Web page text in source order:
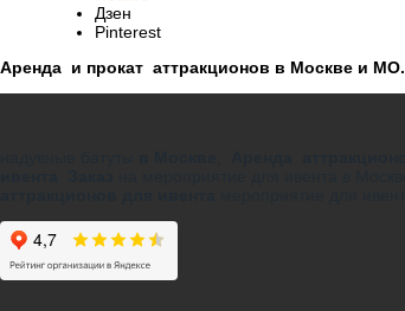
Дзен
Pinterest
Аренда и прокат аттракционов в Москве и МО.